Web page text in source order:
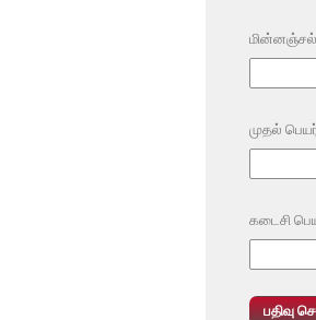
மின்னஞ்சல்
முதல்
கடைசி